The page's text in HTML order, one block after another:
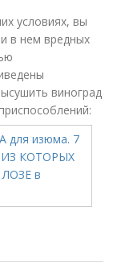
условиях, вы
в нем вредных
виноград